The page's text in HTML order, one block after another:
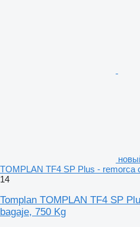
TOMPLAN TF4 SP Plus - remorca
14
Tomplan TOMPLAN TF4 SP
bagaje, 750 Kg